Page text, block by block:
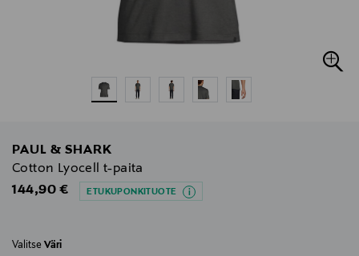
PAUL & SHARK
Cotton Lyocell t-paita
Original Price
144,90 € ETUKUPONKITUOTE
Valitse Väri